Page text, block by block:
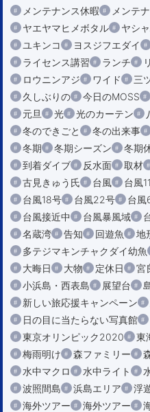
メンテナンス休暇
メンテ
ヤエヤマヒメボタル
ヤシ
ユキンコ
ヨスジフエダイ
ライセンス講習
ランチ
ロウニンアジ
ワイド 三
久しぶりの
今日のMOSS
元旦
光 光のカーテン
冬のできごと
冬の出来事
冬期
冬期シーズン 冬期
到着ダイブ
反水面 取材
古見きゅう氏
台風 台風
台風18号
台風22号 台風
台風接近中
台風暴風域
名蔵湾
告知 回遊魚 地
多テジマキンチャクダイ幼魚
大晦日
大物 定休日 宮
小浜島・西表島
展望台
新しい旅応援キャンペーン
日の目に当たらない写真館
東京オリンピック2020
東
梅雨明け
森ファミリー
水中マクロ
水中ライト
波照間島
浜島エリア 浮
海外ツアー
海外ツアー